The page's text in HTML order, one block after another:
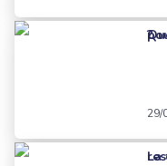
Quel mode de financement choisir pour financer sa caisse enregistreuse ?
29/
La